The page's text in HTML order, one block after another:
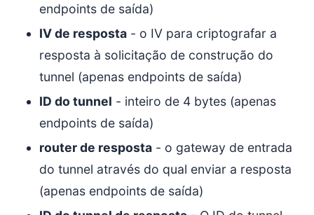
endpoints de saída)
IV de resposta - o IV para criptografar a
resposta à solicitação de construção do
tunnel (apenas endpoints de saída)
ID do tunnel - inteiro de 4 bytes (apenas
endpoints de saída)
router de resposta - o gateway de entrada
do tunnel através do qual enviar a resposta
(apenas endpoints de saída)